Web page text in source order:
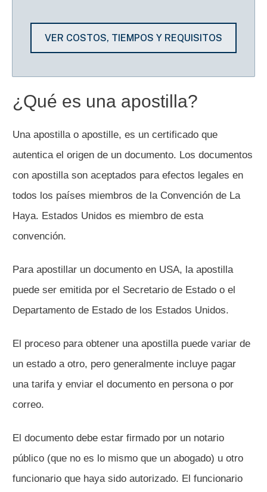
VER COSTOS, TIEMPOS Y REQUISITOS
¿Qué es una apostilla?
Una apostilla o apostille, es un certificado que
autentica el origen de un documento. Los documentos
con apostilla son aceptados para efectos legales en
todos los países miembros de la Convención de La
Haya. Estados Unidos es miembro de esta
convención.
Para apostillar un documento en USA, la apostilla
puede ser emitida por el Secretario de Estado o el
Departamento de Estado de los Estados Unidos.
El proceso para obtener una apostilla puede variar de
un estado a otro, pero generalmente incluye pagar
una tarifa y enviar el documento en persona o por
correo.
El documento debe estar firmado por un notario
público (que no es lo mismo que un abogado) u otro
funcionario que haya sido autorizado. El funcionario